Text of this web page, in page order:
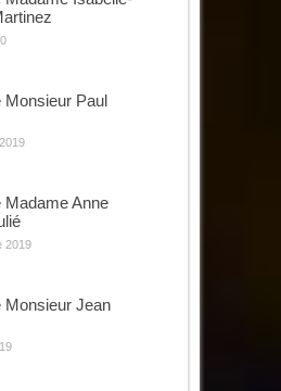
Monsieur Paul
Madame Anne
2019
Monsieur Jean